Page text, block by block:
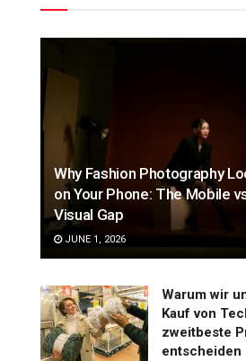
Why Fashion Photography
on Your Phone: The Mobile
Visual Gap
JUNE 1, 2026
Warum wir
Kauf von
zweitbeste
entscheiden